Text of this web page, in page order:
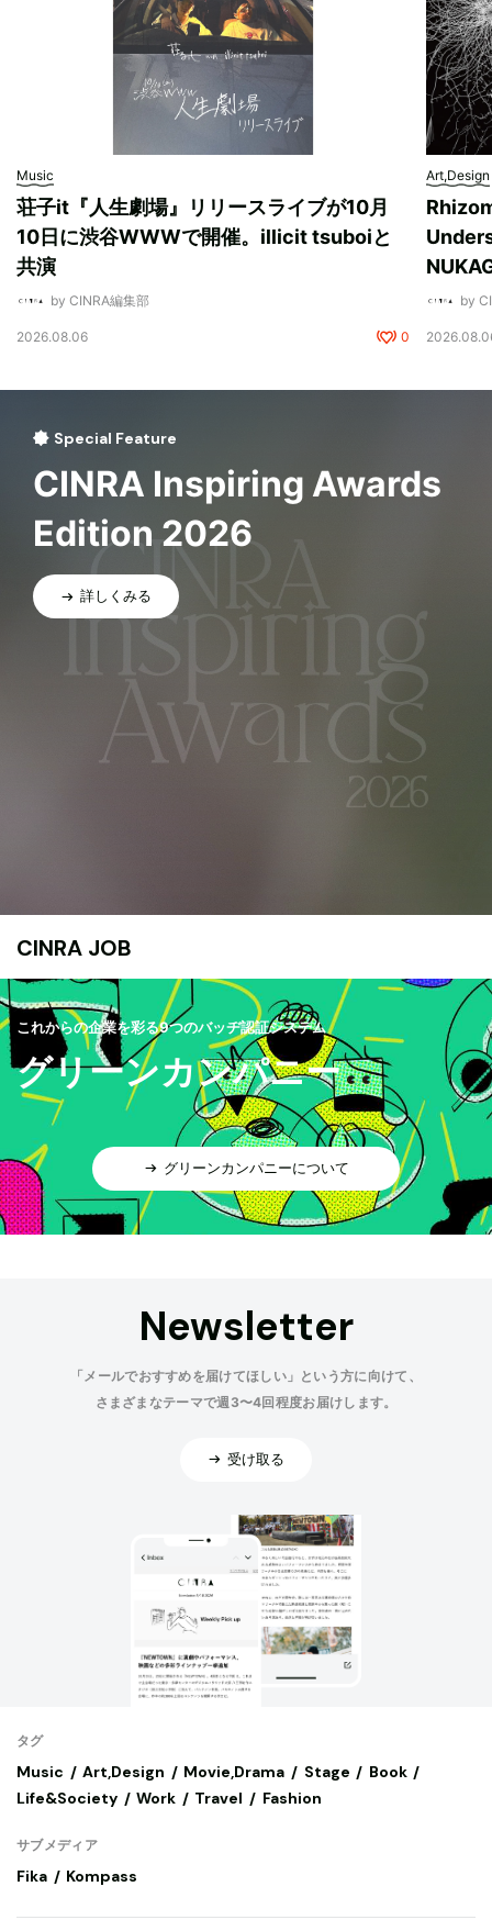
Music
荘子it『人生劇場』リリースライブが10月
10日に渋谷WWWで開催。illicit tsuboiと
共演
by CINRA編集部
2026.08.06 0
Art,Design
by
Special Feature
CINRA Inspiring Awards
Edition 2026
詳しくみる
CINRA JOB
これからの企業を彩る9つのバッヂ認証システム
グリーンカンパニー
グリーンカンパニーについて
Newsletter
「メールでおすすめを届けてほしい」という方に向けて、
さまざまなテーマで週3〜4回程度お届けします。
受け取る
タグ
Music Art,Design Movie,Drama Stage
Book
Life&Society
Work Travel Fashion
サブメディア
Fika Kompass